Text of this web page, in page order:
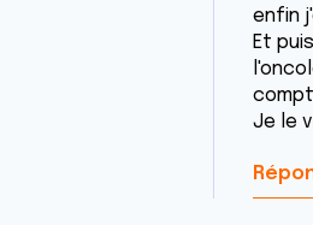
enfin
Et
Je le